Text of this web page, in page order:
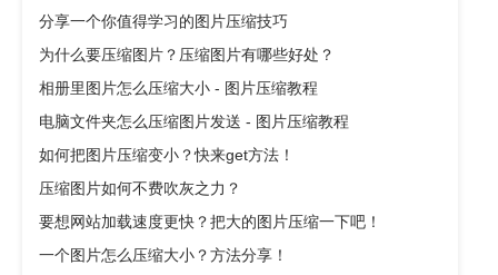
分享一个你值得学习的图片压缩技巧
为什么要压缩图片？压缩图片有哪些好处？
相册里图片怎么压缩大小 - 图片压缩教程
电脑文件夹怎么压缩图片发送 - 图片压缩教程
如何把图片压缩变小？快来get方法！
压缩图片如何不费吹灰之力？
要想网站加载速度更快？把大的图片压缩一下吧！
一个图片怎么压缩大小？方法分享！